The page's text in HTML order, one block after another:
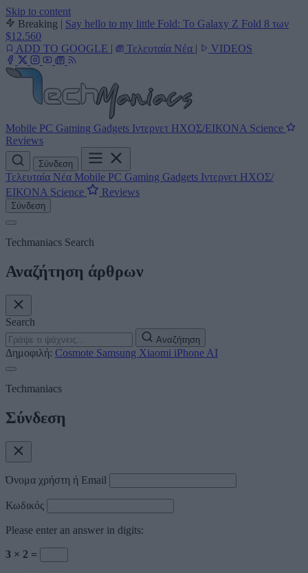
Skip to content
Breaking | Say hello to my little Fold: Το Galaxy Z Fold 8 των
$12.560
ADD TO GOOGLE | Τελευταία Νέα | VIDEOS
Mobile PC Gaming Gadgets Ιντερνετ ΗΧΟΣ/ΕΙΚΟΝΑ Science
Reviews
Σύνδεση
Τελευταία Νέα Mobile PC Gaming Gadgets Ιντερνετ ΗΧΟΣ/
ΕΙΚΟΝΑ Science Reviews
Σύνδεση
Techmaniacs Search
Αναζήτηση άρθρων
Search
Αναζήτηση
Δημοφιλή: Cosmote Samsung Xiaomi iPhone AI
Techmaniacs
Σύνδεση
Όνομα χρήστη ή Email
Κωδικός
Please enter an answer in digits:
3 × 2 =